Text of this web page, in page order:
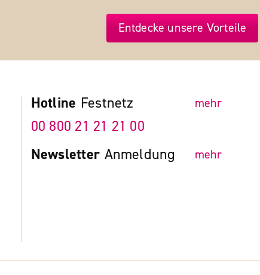
Entdecke unsere Vorteile
Hotline Festnetz mehr
00 800 21 21 21 00
Newsletter Anmeldung mehr